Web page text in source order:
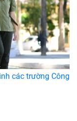
các trường Công